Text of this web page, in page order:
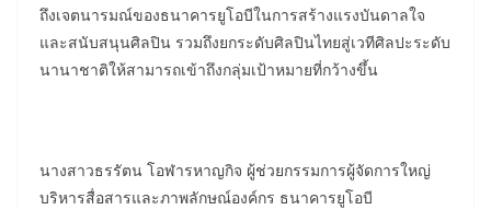
ถึงเจตนารมณ์ของธนาคารยูโอบีในการสร้างแรงบันดาลใจ
และสนับสนุนศิลปิน รวมถึงยกระดับศิลปินไทยสู่เวทีศิลปะระดับ
นานาชาติให้สามารถเข้าถึงกลุ่มเป้าหมายที่กว้างขึ้น
นางสาวธรรัตน โอฬารหาญกิจ ผู้ช่วยกรรมการผู้จัดการใหญ่
บริหารสื่อสารและภาพลักษณ์องค์กร ธนาคารยูโอบี